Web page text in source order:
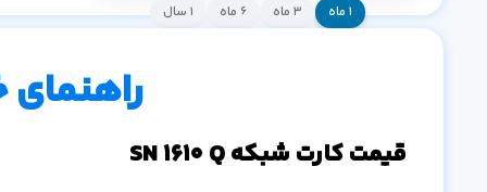
۱ ماه ۳ ماه ۶ ماه ۱ سال
قیمت کارت شبکه SN 1610 Q